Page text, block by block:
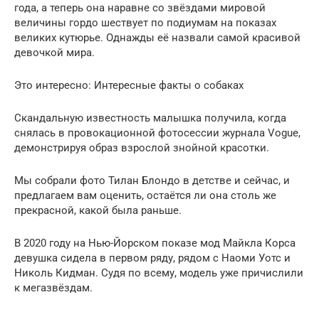
года, а теперь она наравне со звёздами мировой
величины гордо шествует по подиумам на показах
великих кутюрье. Однажды её назвали самой красивой
девочкой мира.
Это интересно: Интересные факты о собаках
Скандальную известность малышка получила, когда
снялась в провокационной фотосессии журнала Vogue,
демонстрируя образ взрослой знойной красотки.
Мы собрали фото Тилан Блондо в детстве и сейчас, и
предлагаем вам оценить, остаётся ли она столь же
прекрасной, какой была раньше.
В 2020 году на Нью-Йорском показе мод Майкла Корса
девушка сидела в первом ряду, рядом с Наоми Уотс и
Николь Кидман. Судя по всему, модель уже причислили
к мегазвёздам.